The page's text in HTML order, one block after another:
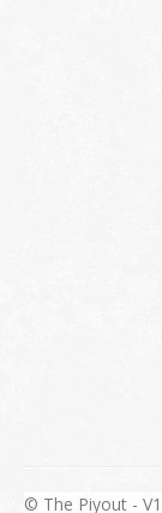
© The Piyout -